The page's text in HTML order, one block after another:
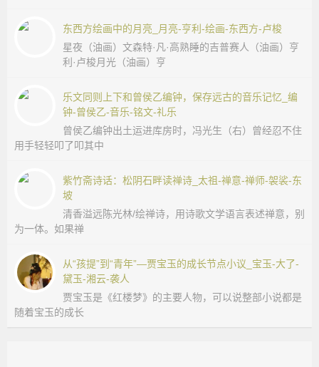
东西方绘画中的月亮_月亮-亨利-绘画-东西方-卢梭
星夜（油画）文森特·凡·高熟睡的吉普赛人（油画）亨
利·卢梭月光（油画）亨
乐文同则上下和曾侯乙编钟，保存远古的音乐记忆_编
钟-曾侯乙-音乐-铭文-礼乐
曾侯乙编钟出土运进库房时，冯光生（右）曾经忍不住
用手轻轻叩了叩其中
紫竹斋诗话：松阴石畔读禅诗_太祖-禅意-禅师-袈裟-东
坡
清香溢远陈光林/绘禅诗，用诗歌文学语言表述禅意，别
为一体。如果禅
从“孩提”到“青年”—贾宝玉的成长节点小议_宝玉-大了-
黛玉-湘云-袭人
贾宝玉是《红楼梦》的主要人物，可以说整部小说都是
随着宝玉的成长